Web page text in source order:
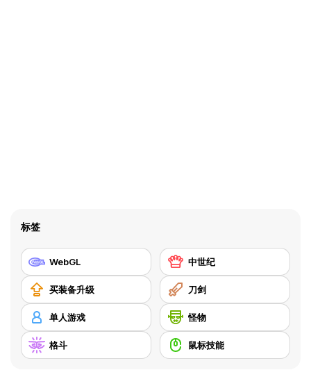
标签
WebGL 中世纪
买装备升级 刀剑
单人游戏 怪物
格斗 鼠标技能